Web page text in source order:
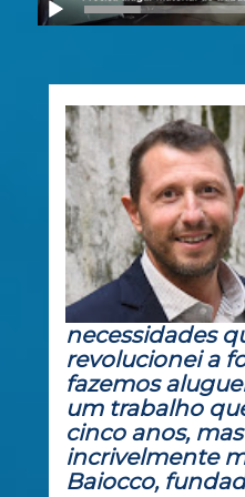
necessidades
revolucionei a
fazemos
um trabalho
cinco anos,
incrivelmente
Baiocco,